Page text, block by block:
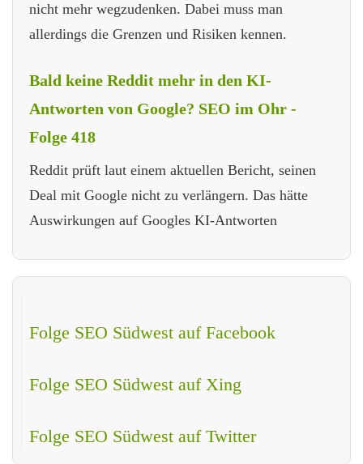
nicht mehr wegzudenken. Dabei muss man
allerdings die Grenzen und Risiken kennen.
Bald keine Reddit mehr in den KI-
Antworten von Google? SEO im Ohr -
Folge 418
Reddit prüft laut einem aktuellen Bericht, seinen
Deal mit Google nicht zu verlängern. Das hätte
Auswirkungen auf Googles KI-Antworten
Folge SEO Südwest auf Facebook
Folge SEO Südwest auf Xing
Folge SEO Südwest auf Twitter